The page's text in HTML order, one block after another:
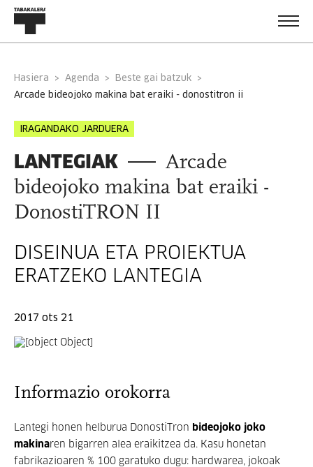
Hasiera Agenda
Beste gai batzuk
arcade bideojoko makina bat eraiki - donostitron ii
IRAGANDAKO JARDUERA
LANTEGIAK
Arcade
bideojoko makina bat eraiki -
DonostiTRON II
DISEINUA ETA PROIEKTUA
ERATZEKO LANTEGIA
2017 ots 21
Informazio orokorra
Lantegi honen helburua DonostiTron bideojoko joko
makinaren bigarren alea eraikitzea da. Kasu honetan
fabrikazioaren % 100 garatuko dugu: hardwarea, jokoak